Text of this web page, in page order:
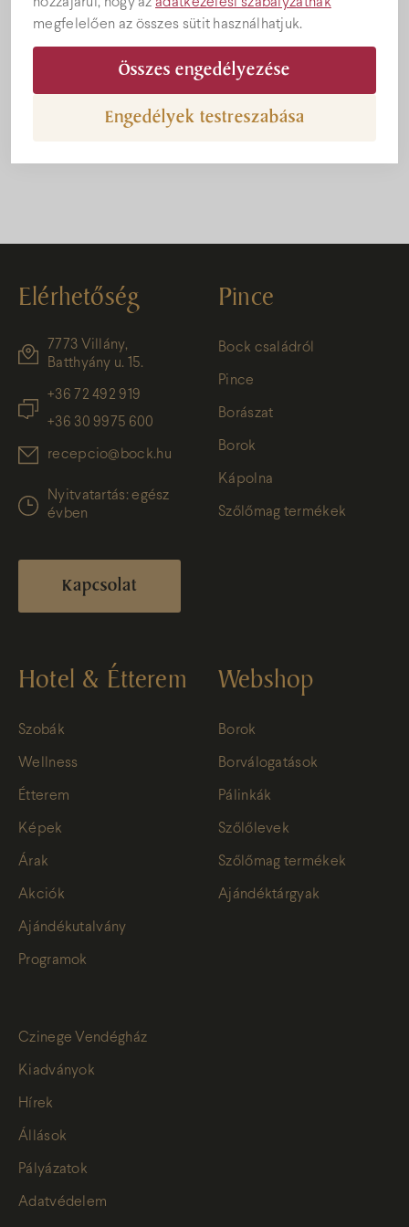
megfelelően az összes sütit használhatjuk.
Összes engedélyezése
Engedélyek testreszabása
Elérhetőség
7773 Villány,
Batthyány u. 15.
+36 72 492 919
+36 30 9975 600
recepcio@bock.hu
Nyitvatartás: egész
évben
Kapcsolat
Pince
Bock családról
Pince
Borászat
Borok
Kápolna
Szőlőmag termékek
Hotel & Étterem
Szobák
Wellness
Étterem
Képek
Árak
Akciók
Ajándékutalvány
Programok
Webshop
Borok
Borválogatások
Pálinkák
Szőlőlevek
Szőlőmag termékek
Ajándéktárgyak
Czinege Vendégház
Kiadványok
Hírek
Állások
Pályázatok
Adatvédelem